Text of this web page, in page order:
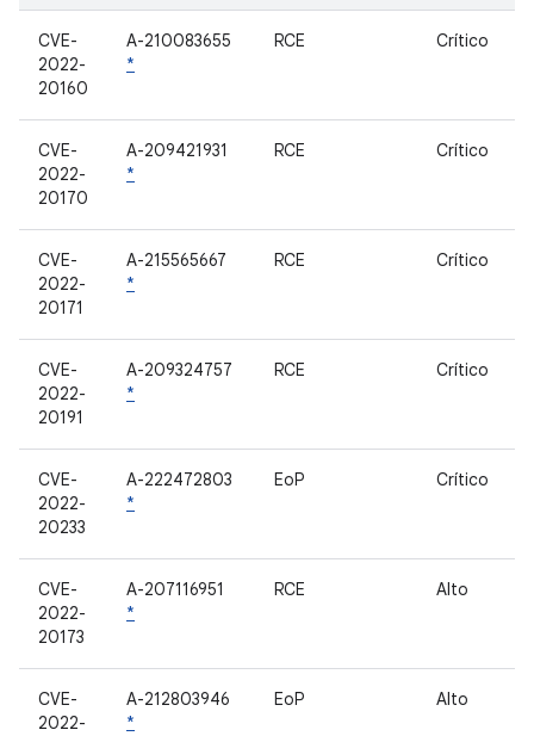
CVE-
2022-
20160
A-210083655
*
RCE Crítico
CVE-
2022-
20170
A-209421931
*
RCE Crítico
CVE-
2022-
20171
A-215565667
*
RCE Crítico
CVE-
2022-
20191
A-209324757
*
RCE Crítico
CVE-
2022-
20233
A-222472803
*
EoP Crítico
CVE-
2022-
20173
A-207116951
*
RCE Alto
CVE-
2022-
A-212803946
*
EoP Alto